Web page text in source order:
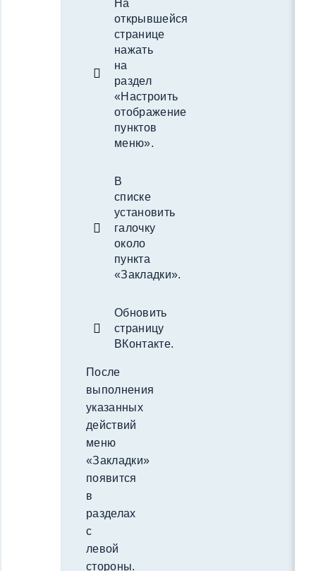
На
открывшейся
странице
нажать
на
раздел
«Настроить
отображение
пунктов
меню».
В
списке
установить
галочку
около
пункта
«Закладки».
Обновить
страницу
ВКонтакте.
После
выполнения
указанных
действий
меню
«Закладки»
появится
в
разделах
с
левой
стороны.